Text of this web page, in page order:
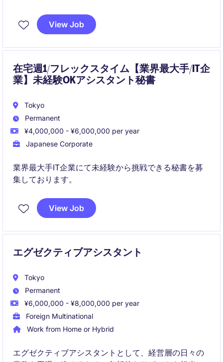
がら、各種申請や会議運営、出張手配などのアドミニ
ストレーション業務を通じて円滑な組織運営に貢献い
View Job
在宅週1/フレックスタイム【業界最大手/IT企
業】未経験OKアシスタント秘書
Tokyo
Permanent
¥4,000,000 - ¥6,000,000 per year
Japanese Corporate
業界最大手IT企業にて未経験から挑戦できる秘書を募
集しております。
View Job
エグゼクティブアシスタント
Tokyo
Permanent
¥6,000,000 - ¥8,000,000 per year
Foreign Multinational
Work from Home or Hybrid
エグゼクティブアシスタントとして、経営層の日々の